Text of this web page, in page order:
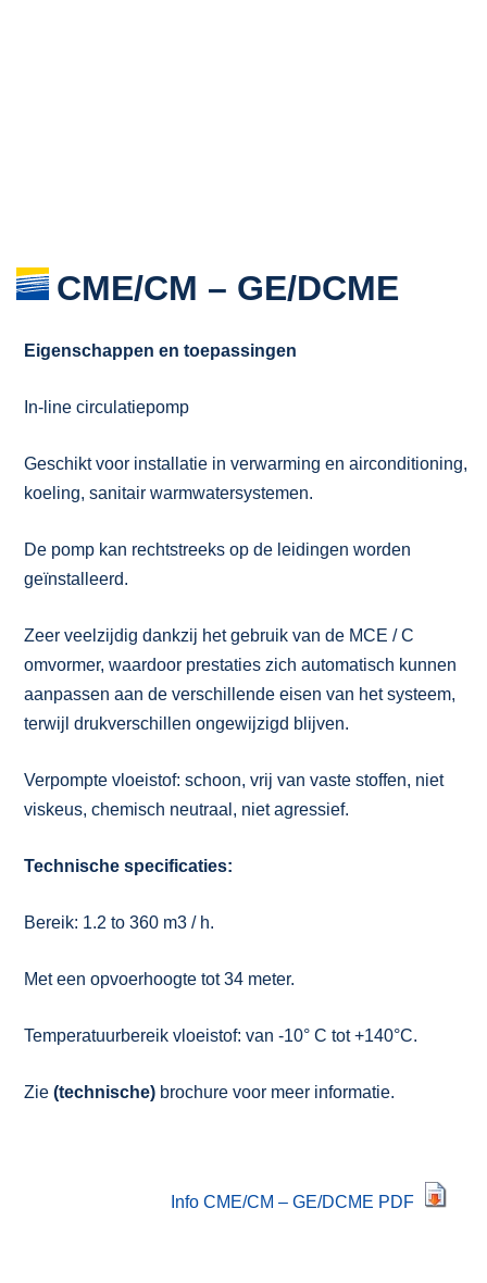
CME/CM – GE/DCME
Eigenschappen en toepassingen
In-line circulatiepomp
Geschikt voor installatie in verwarming en airconditioning,
koeling, sanitair warmwatersystemen.
De pomp kan rechtstreeks op de leidingen worden
geïnstalleerd.
Zeer veelzijdig dankzij het gebruik van de MCE / C
omvormer, waardoor prestaties zich automatisch kunnen
aanpassen aan de verschillende eisen van het systeem,
terwijl drukverschillen ongewijzigd blijven.
Verpompte vloeistof: schoon, vrij van vaste stoffen, niet
viskeus, chemisch neutraal, niet agressief.
Technische specificaties:
Bereik: 1.2 to 360 m3 / h.
Met een opvoerhoogte tot 34 meter.
Temperatuurbereik vloeistof: van -10° C tot +140°C.
Zie (technische) brochure voor meer informatie.
Info CME/CM – GE/DCME PDF